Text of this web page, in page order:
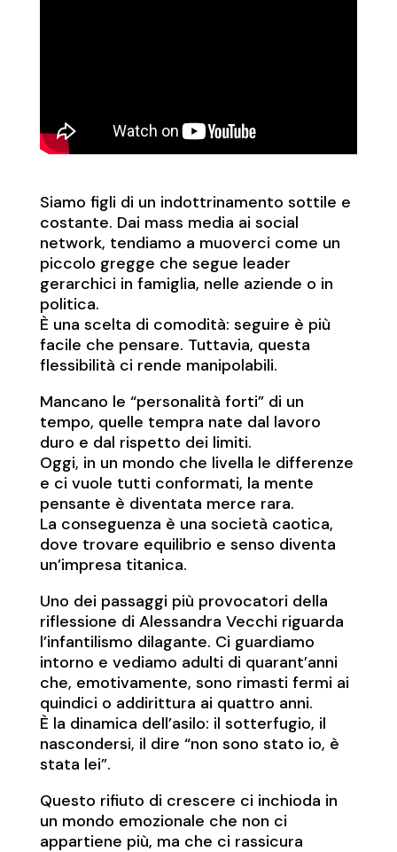
Siamo figli di un indottrinamento sottile e
costante. Dai mass media ai social
network, tendiamo a muoverci come un
piccolo gregge che segue leader
gerarchici in famiglia, nelle aziende o in
politica.
È una scelta di comodità: seguire è più
facile che pensare. Tuttavia, questa
flessibilità ci rende manipolabili.
Mancano le “personalità forti” di un
tempo, quelle tempra nate dal lavoro
duro e dal rispetto dei limiti.
Oggi, in un mondo che livella le differenze
e ci vuole tutti conformati, la mente
pensante è diventata merce rara.
La conseguenza è una società caotica,
dove trovare equilibrio e senso diventa
un’impresa titanica.
Uno dei passaggi più provocatori della
riflessione di Alessandra Vecchi riguarda
l’infantilismo dilagante. Ci guardiamo
intorno e vediamo adulti di quarant’anni
che, emotivamente, sono rimasti fermi ai
quindici o addirittura ai quattro anni.
È la dinamica dell’asilo: il sotterfugio, il
nascondersi, il dire “non sono stato io, è
stata lei”.
Questo rifiuto di crescere ci inchioda in
un mondo emozionale che non ci
appartiene più, ma che ci rassicura